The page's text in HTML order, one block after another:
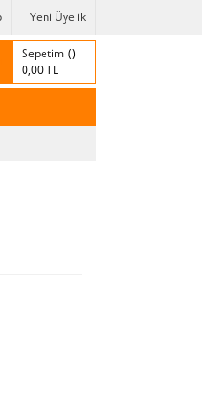
Yeni Üyelik
Sepetim
0,00 TL